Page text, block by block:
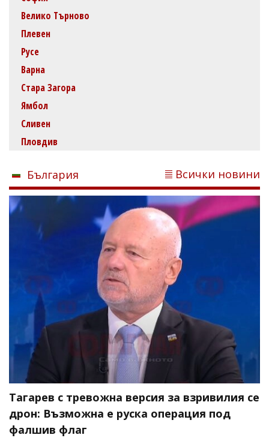
Велико Търново
Плевен
Русе
Варна
Стара Загора
Ямбол
Сливен
Пловдив
България Всички новини
Тагарев с тревожна версия за взривилия се
дрон: Възможна е руска операция под
фалшив флаг